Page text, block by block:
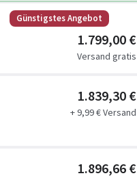
Günstigstes Angebot
1.799,00 €
Versand gratis
1.839,30 €
+ 9,99 € Versand
1.896,66 €